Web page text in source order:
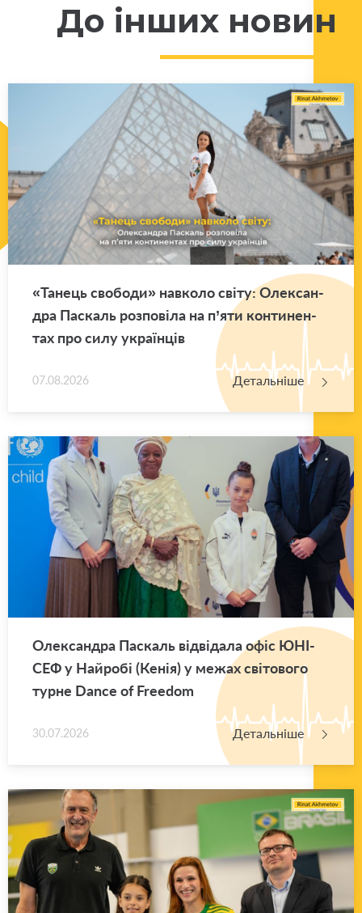
До інших новин
«Та­нець сво­бо­ди» нав­ко­ло світу: Оле­ксан­
дра Па­скаль роз­по­ві­ла на п’яти кон­ти­нен­
тах про силу укра­їн­ців
07.08.2026 Детальніше
Оле­ксан­дра Па­скаль від­ві­да­ла офіс ЮНІ­
СЕФ у Най­ро­бі (Кенія) у межах сві­то­во­го
турне Dance of Freedom
30.07.2026 Детальніше